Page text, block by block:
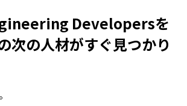
Developersを
次の人材がすぐ見つかり